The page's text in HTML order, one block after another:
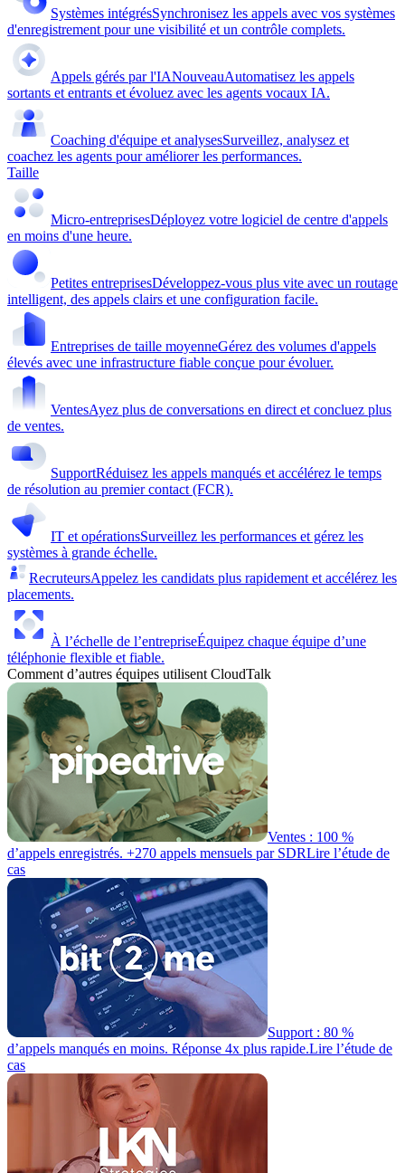
Systèmes intégrésSynchronisez les appels avec vos systèmes
d'enregistrement pour une visibilité et un contrôle complets.
Appels gérés par l'IANouveauAutomatisez les appels
sortants et entrants et évoluez avec les agents vocaux IA.
Coaching d'équipe et analysesSurveillez, analysez et
coachez les agents pour améliorer les performances.
Taille
Micro-entreprisesDéployez votre logiciel de centre d'appels
en moins d'une heure.
Petites entreprisesDéveloppez-vous plus vite avec un routage
intelligent, des appels clairs et une configuration facile.
Entreprises de taille moyenneGérez des volumes d'appels
élevés avec une infrastructure fiable conçue pour évoluer.
VentesAyez plus de conversations en direct et concluez plus
de ventes.
SupportRéduisez les appels manqués et accélérez le temps
de résolution au premier contact (FCR).
IT et opérationsSurveillez les performances et gérez les
systèmes à grande échelle.
RecruteursAppelez les candidats plus rapidement et accélérez les
placements.
À l’échelle de l’entrepriseÉquipez chaque équipe d’une
téléphonie flexible et fiable.
Comment d’autres équipes utilisent CloudTalk
Ventes : 100 %
d’appels enregistrés. +270 appels mensuels par SDRLire l’étude de
cas
Support : 80 %
d’appels manqués en moins. Réponse 4x plus rapide.Lire l’étude de
cas